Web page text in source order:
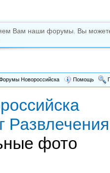
Вам наши форумы. Вы
Новороссийска Помощь
Развлечения
фото